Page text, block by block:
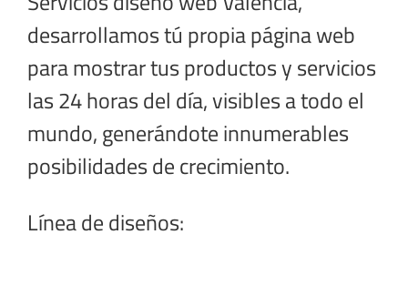
desarrollamos tú propia página web
para mostrar tus productos y servicios
las 24 horas del día, visibles a todo el
mundo, generándote innumerables
posibilidades de crecimiento.
Línea de diseños: